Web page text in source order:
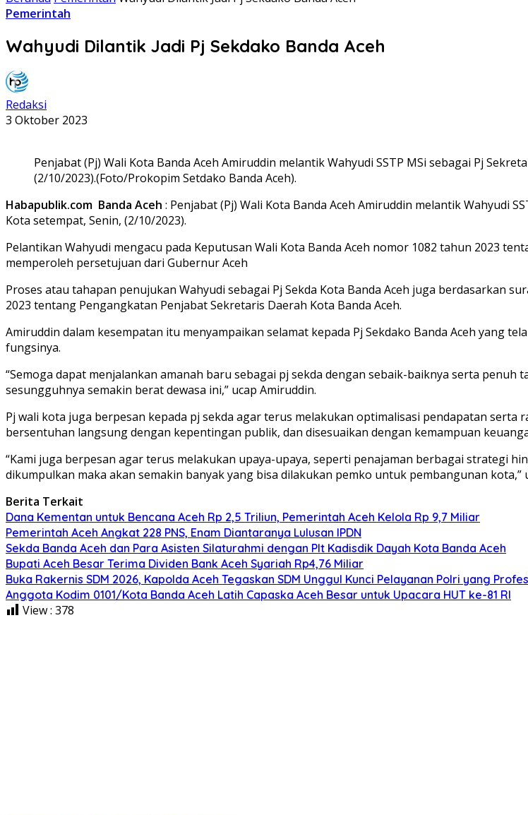
Pemerintah
Wahyudi Dilantik Jadi Pj Sekdako Banda Aceh
Redaksi
3 Oktober 2023
Penjabat (Pj) Wali Kota Banda Aceh Amiruddin melantik Wahyudi SSTP MSi sebagai Pj
(2/10/2023).(Foto/Prokopim Setdako Banda Aceh).
Habapublik.com Banda Aceh : Penjabat (Pj) Wali Kota Banda Aceh Amiruddin melantik Wahyudi
Kota setempat, Senin, (2/10/2023).
Pelantikan Wahyudi mengacu pada Keputusan Wali Kota Banda Aceh nomor 1082 tahun 2023
memperoleh persetujuan dari Gubernur Aceh
Proses atau tahapan penujukan Wahyudi sebagai Pj Sekda Kota Banda Aceh juga berdasarkan
2023 tentang Pengangkatan Penjabat Sekretaris Daerah Kota Banda Aceh.
Amiruddin dalam kesempatan itu menyampaikan selamat kepada Pj Sekdako Banda Aceh yang
fungsinya.
“Semoga dapat menjalankan amanah baru sebagai pj sekda dengan sebaik-baiknya serta
sesungguhnya semakin berat dewasa ini,” ucap Amiruddin.
Pj wali kota juga berpesan kepada pj sekda agar terus melakukan optimalisasi pendapatan
bersentuhan langsung dengan kepentingan publik, dan disesuaikan dengan kemampuan
“Kami juga berpesan agar terus melakukan upaya-upaya, seperti penajaman berbagai strategi
dikumpulkan maka akan semakin banyak yang bisa dilakukan pemko untuk pembangunan kota,”
Berita Terkait
Dana Kementan untuk Bencana Aceh Rp 2,5 Triliun, Pemerintah Aceh Kelola Rp 9,7 Miliar
Pemerintah Aceh Angkat 228 PNS, Enam Diantaranya Lulusan IPDN
Sekda Banda Aceh dan Para Asisten Silaturahmi dengan Plt Kadisdik Dayah Kota Banda Aceh
Bupati Aceh Besar Terima Dividen Bank Aceh Syariah Rp4,76 Miliar
Buka Rakernis SDM 2026, Kapolda Aceh Tegaskan SDM Unggul Kunci Pelayanan Polri yang
Anggota Kodim 0101/Kota Banda Aceh Latih Capaska Aceh Besar untuk Upacara HUT ke-81 RI
View : 378